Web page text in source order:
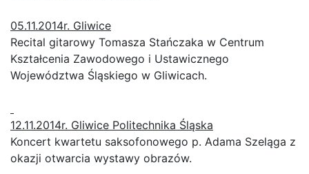
05.11.2014r. Gliwice
Recital gitarowy Tomasza Stańczaka w Centrum
Kształcenia Zawodowego i Ustawicznego
Województwa Śląskiego w Gliwicach.
12.11.2014r. Gliwice Politechnika Śląska
Koncert kwartetu saksofonowego p. Adama Szeląga z
okazji otwarcia wystawy obrazów.